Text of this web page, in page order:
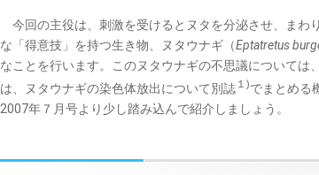
教育憲章
（教学に関する方針）
各種アンケート結果
個人情報の取り扱い
今回の主役は、刺激を受けるとヌタを分泌させ、まわ
な「得意技」を持つ生き物、ヌタウナギ（Eptatretus
なことを行います。このヌタウナギの不思議について
は、ヌタウナギの染色体放出について別誌 １)でまとめる
2007年７月号より少し踏み込んで紹介しましょう。